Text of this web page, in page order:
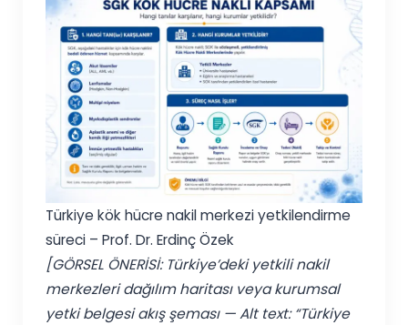
Türkiye kök hücre nakil merkezi yetkilendirme
süreci – Prof. Dr. Erdinç Özek
[GÖRSEL ÖNERİSİ: Türkiye’deki yetkili nakil
merkezleri dağılım haritası veya kurumsal
yetki belgesi akış şeması — Alt text: “Türkiye